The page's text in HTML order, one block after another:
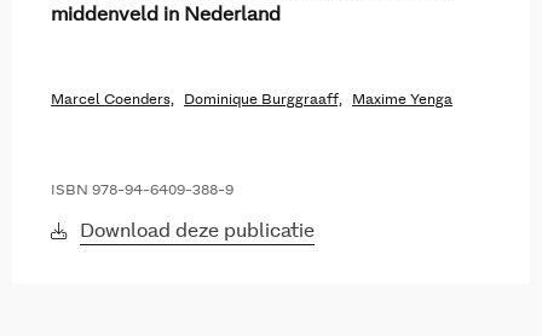
middenveld in Nederland
Marcel Coenders, Dominique Burggraaff, Maxime Yenga
ISBN 978-94-6409-388-9
Download deze publicatie